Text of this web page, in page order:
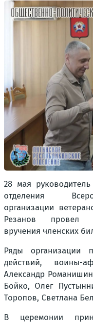
28 мая руководитель
отделения
организации
Резанов провел
вручения членских
Ряды организации
действий, воины-
Александр
Бойко, Олег
Торопов, Светлана
В церемонии